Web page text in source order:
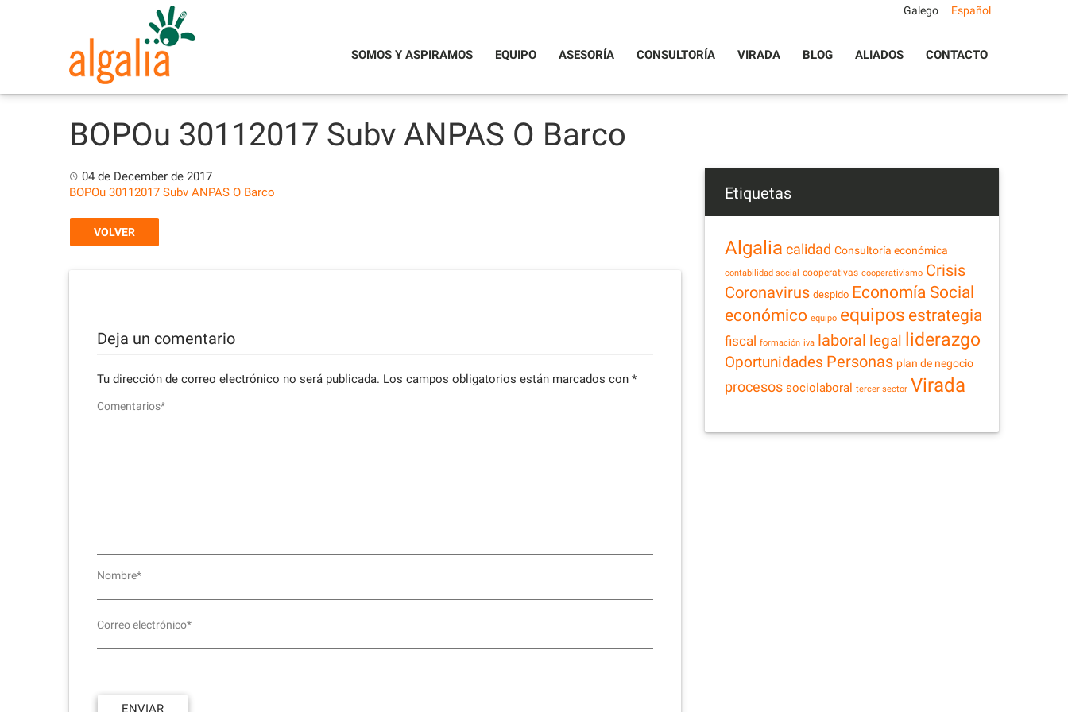
SOMOS Y ASPIRAMOS
EQUIPO ASESORÍA CONSULTORÍA VIRADA BLOG ALIADOS CONTACTO
Galego Español
BOPOu 30112017 Subv ANPAS O Barco
04 de December de 2017
BOPOu 30112017 Subv ANPAS O Barco
VOLVER
Deja un comentario
Tu dirección de correo electrónico no será publicada. Los campos obligatorios están marcados con *
Comentarios*
Nombre*
Correo electrónico*
Etiquetas
Algalia calidad Consultoría económica
contabilidad social cooperativas cooperativismo Crisis
Coronavirus despido Economía Social
económico equipo equipos estrategia
fiscal formación iva laboral legal liderazgo
Oportunidades Personas plan de negocio
procesos sociolaboral tercer sector Virada